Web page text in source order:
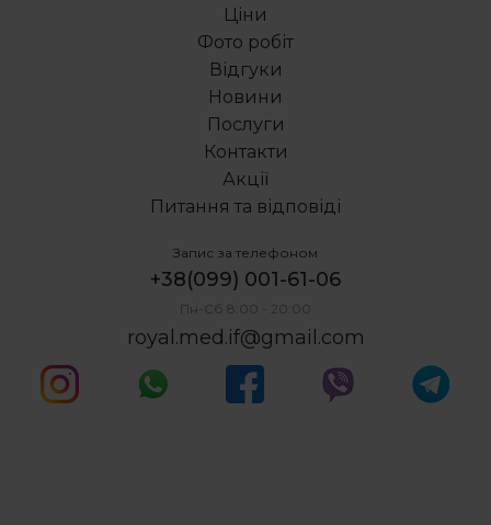
Видалити молочний зуб дитині
Сапфірові брекети Івано Франківськ
Ціни
Фото робіт
Відгуки
Новини
Послуги
Контакти
Акції
Питання та відповіді
Запис за телефоном
+38(099) 001-61-06
Пн-Сб 8:00 - 20:00
royal.med.if@gmail.com